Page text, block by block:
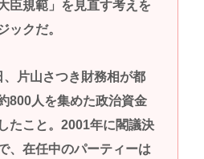
臣規範」を見直す考えを
ックだ。
、片山さつき財務相が都
800人を集めた政治資金
たこと。2001年に閣議決
、在任中のパーティーは